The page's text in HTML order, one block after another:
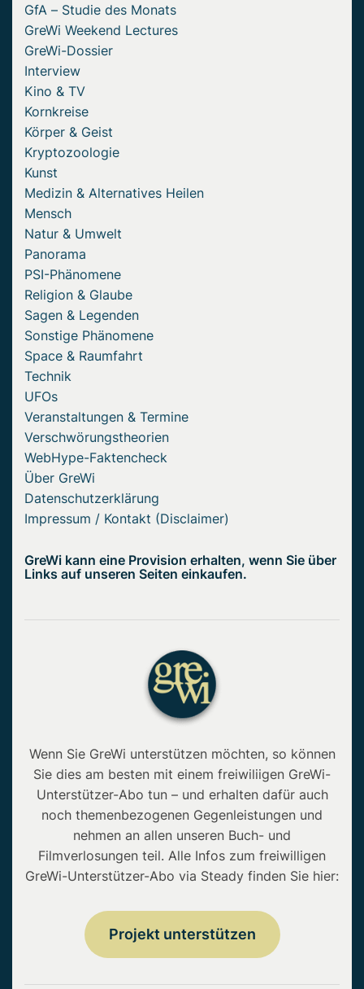
GfA – Studie des Monats
GreWi Weekend Lectures
GreWi-Dossier
Interview
Kino & TV
Kornkreise
Körper & Geist
Kryptozoologie
Kunst
Medizin & Alternatives Heilen
Mensch
Natur & Umwelt
Panorama
PSI-Phänomene
Religion & Glaube
Sagen & Legenden
Sonstige Phänomene
Space & Raumfahrt
Technik
UFOs
Veranstaltungen & Termine
Verschwörungstheorien
WebHype-Faktencheck
Über GreWi
Datenschutzerklärung
Impressum / Kontakt (Disclaimer)
GreWi kann eine Provision erhalten, wenn Sie über
Links auf unseren Seiten einkaufen.
Wenn Sie GreWi unterstützen möchten, so können
Sie dies am besten mit einem freiwiliigen GreWi-
Unterstützer-Abo tun – und erhalten dafür auch
noch themenbezogenen Gegenleistungen und
nehmen an allen unseren Buch- und
Filmverlosungen teil. Alle Infos zum freiwilligen
GreWi-Unterstützer-Abo via Steady finden Sie hier:
Projekt unterstützen